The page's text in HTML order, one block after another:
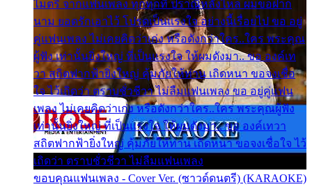
ไมตรี จากแฟนเพลง ทุกทุกที่ ปราณีหลั่งไหล ผมขอฝาก
นาม ยอดรักเอาไว้ โปรดเป็นแรงใจ อย่างนี้เรื่อยไป ขอ อยู่
คู่แฟนเพลง ไม่เคยคิดว่าเก่ง หรือดังกว่าใคร..ใคร พระคุณ
ผู้ฟัง เท่านั้นยิ่งใหญ่ ที่เป็นแรงใจ ให้ผมดังมา.. ขอ องค์เท
วา สถิตฟากฟ้ายิ่งใหญ่ คุ้มภัยให้ท่าน เถิดหนา ขอจงเชื่อ
ใจ ไว้เถิดว่า ตราบชั่วชีวา ไม่ลืมแฟนเพลง ขอ อยู่คู่แฟน
เพลง ไม่เคยคิดว่าเก่ง หรือดังกว่าใคร..ใคร พระคุณผู้ฟัง
เท่านั้นยิ่งใหญ่ ที่เป็นแรงใจ ให้ผมดังมา.. ขอ องค์เทวา
สถิตฟากฟ้ายิ่งใหญ่ คุ้มภัยให้ท่าน เถิดหนา ขอจงเชื่อใจ ไว้
เถิดว่า ตราบชั่วชีวา ไม่ลืมแฟนเพลง
ขอบคุณแฟนเพลง - Cover Ver. (ซาวด์ดนตรี) (KARAOKE)